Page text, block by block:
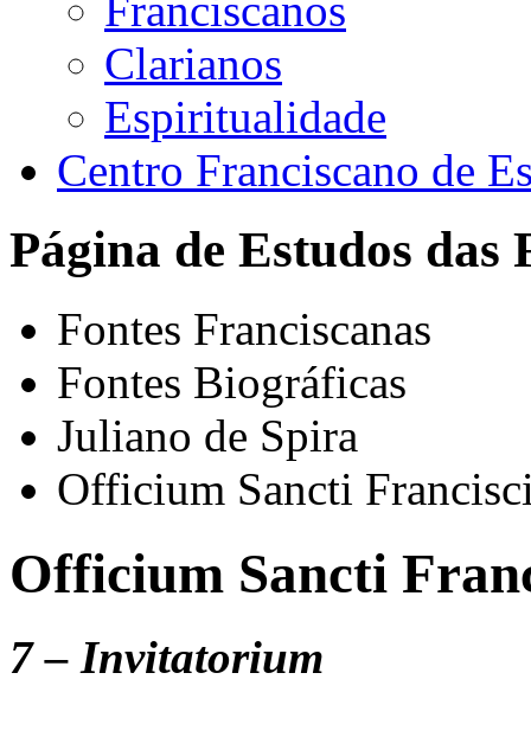
Franciscanos
Clarianos
Espiritualidade
Centro Franciscano de
Página de Estudos das
Fontes Franciscanas
Fontes Biográficas
Juliano de Spira
Officium Sancti
Officium Sancti
7 – Invitatorium